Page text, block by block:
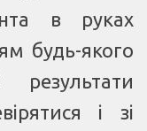
в руках
будь-якого
результати
і зі